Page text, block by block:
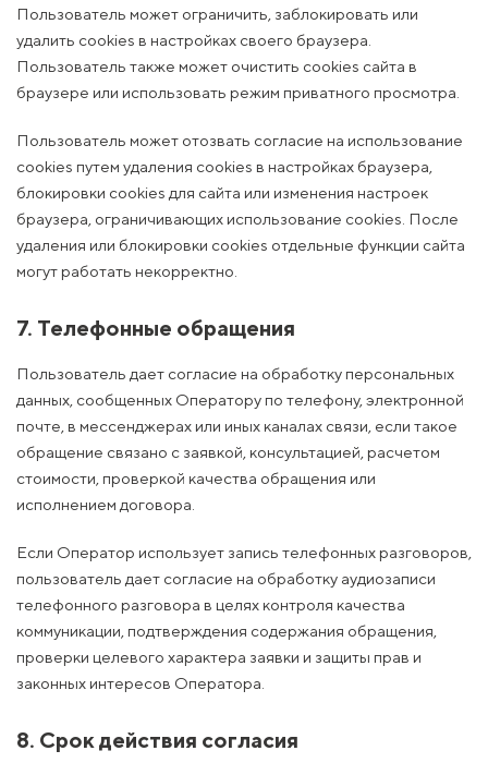
Пользователь может ограничить, заблокировать или
удалить cookies в настройках своего браузера.
Пользователь также может очистить cookies сайта в
браузере или использовать режим приватного просмотра.
Пользователь может отозвать согласие на использование
cookies путем удаления cookies в настройках браузера,
блокировки cookies для сайта или изменения настроек
браузера, ограничивающих использование cookies. После
удаления или блокировки cookies отдельные функции сайта
могут работать некорректно.
7. Телефонные обращения
Пользователь дает согласие на обработку персональных
данных, сообщенных Оператору по телефону, электронной
почте, в мессенджерах или иных каналах связи, если такое
обращение связано с заявкой, консультацией, расчетом
стоимости, проверкой качества обращения или
исполнением договора.
Если Оператор использует запись телефонных разговоров,
пользователь дает согласие на обработку аудиозаписи
телефонного разговора в целях контроля качества
коммуникации, подтверждения содержания обращения,
проверки целевого характера заявки и защиты прав и
законных интересов Оператора.
8. Срок действия согласия